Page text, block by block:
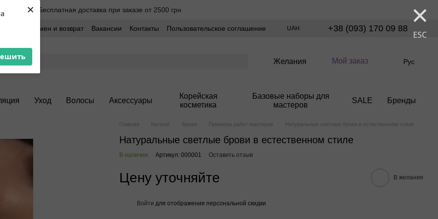
× ×
ESC
Бесплатная доставка при заказе от 2500 грн
Обмен и возврат Вакансии Контакты
Пользовательское соглашение
UAH +38 (093) 170 09 88
Желания Мой заказ Рус
Уход Волосы Аксессуары
Корейская
косметика
Базовые наборы для
мастеров
SALE Бренды
Главная Каталог Брови Примеры работ мастеров Натуральные светлые брови в естественном стиле
Натуральные светлые брови в естественном стиле
В наличии Артикул: 000001 Оставить отзыв
Цену уточняйте В желания
Войти для отображения персональной скидки